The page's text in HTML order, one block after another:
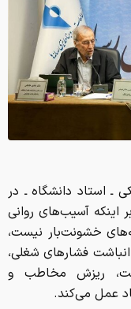
ـ استاد دانشگاه ـ در
اینکه آسیب‌های روانی
خشونت‌بار نیست،
انباشت فشارهای شغلی،
ریزش مخاطب و
عمل می‌کند.